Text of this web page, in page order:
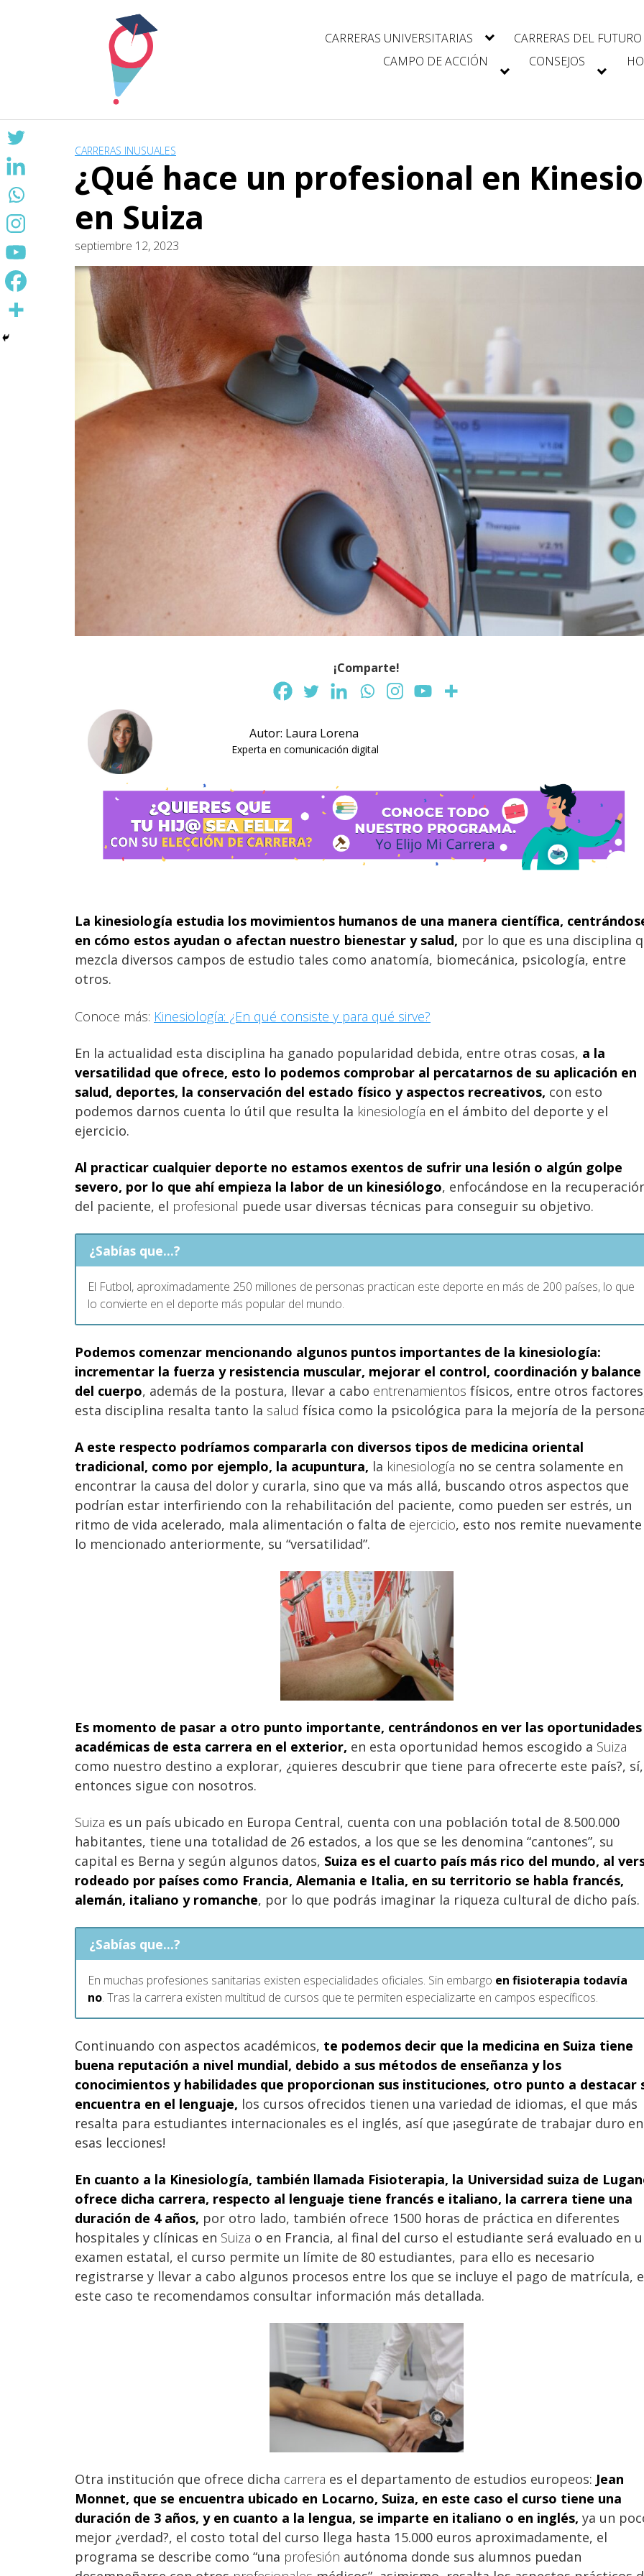
CARRERAS UNIVERSITARIAS
CARRERAS DEL FUTURO
CAMPO DE ACCIÓN
CONSEJOS
CARRERAS INUSUALES
¿Qué hace un profesional en
en Suiza
septiembre 12, 2023
¡Comparte!
Autor: Laura Lorena
Experta en comunicación digital
La kinesiología estudia los movimientos humanos de una manera científica,
en cómo estos ayudan o afectan nuestro bienestar y salud, por lo que es una disciplina
mezcla diversos campos de estudio tales como anatomía, biomecánica, psicología, entre
otros.
Conoce más: Kinesiología: ¿En qué consiste y para qué sirve?
En la actualidad esta disciplina ha ganado popularidad debida, entre otras cosas, a la
versatilidad que ofrece, esto lo podemos comprobar al percatarnos de su aplicación en
salud, deportes, la conservación del estado físico y aspectos recreativos, con esto
podemos darnos cuenta lo útil que resulta la kinesiología en el ámbito del deporte y el
ejercicio.
Al practicar cualquier deporte no estamos exentos de sufrir una lesión o algún golpe
severo, por lo que ahí empieza la labor de un kinesiólogo, enfocándose en la
del paciente, el profesional puede usar diversas técnicas para conseguir su objetivo.
¿Sabías que...?
El Futbol, aproximadamente 250 millones de personas practican este deporte en más de 200 países, lo que
lo convierte en el deporte más popular del mundo.
Podemos comenzar mencionando algunos puntos importantes de la kinesiología:
incrementar la fuerza y resistencia muscular, mejorar el control, coordinación y balance
del cuerpo, además de la postura, llevar a cabo entrenamientos físicos, entre otros
esta disciplina resalta tanto la salud física como la psicológica para la mejoría de la
A este respecto podríamos compararla con diversos tipos de medicina oriental
tradicional, como por ejemplo, la acupuntura, la kinesiología no se centra solamente en
encontrar la causa del dolor y curarla, sino que va más allá, buscando otros aspectos que
podrían estar interfiriendo con la rehabilitación del paciente, como pueden ser estrés, un
ritmo de vida acelerado, mala alimentación o falta de ejercicio, esto nos remite nuevamente
lo mencionado anteriormente, su “versatilidad”.
Es momento de pasar a otro punto importante, centrándonos en ver las oportunidades
académicas de esta carrera en el exterior, en esta oportunidad hemos escogido a Suiza
como nuestro destino a explorar, ¿quieres descubrir que tiene para ofrecerte este país?, sí,
entonces sigue con nosotros.
Suiza es un país ubicado en Europa Central, cuenta con una población total de 8.500.000
habitantes, tiene una totalidad de 26 estados, a los que se les denomina “cantones”, su
capital es Berna y según algunos datos, Suiza es el cuarto país más rico del mundo, al
rodeado por países como Francia, Alemania e Italia, en su territorio se habla francés,
alemán, italiano y romanche, por lo que podrás imaginar la riqueza cultural de dicho país.
¿Sabías que...?
En muchas profesiones sanitarias existen especialidades oficiales. Sin embargo en fisioterapia todavía
no. Tras la carrera existen multitud de cursos que te permiten especializarte en campos específicos.
Continuando con aspectos académicos, te podemos decir que la medicina en Suiza tiene
buena reputación a nivel mundial, debido a sus métodos de enseñanza y los
conocimientos y habilidades que proporcionan sus instituciones, otro punto a destacar
encuentra en el lenguaje, los cursos ofrecidos tienen una variedad de idiomas, el que más
resalta para estudiantes internacionales es el inglés, así que ¡asegúrate de trabajar duro en
esas lecciones!
En cuanto a la Kinesiología, también llamada Fisioterapia, la Universidad suiza de
ofrece dicha carrera, respecto al lenguaje tiene francés e italiano, la carrera tiene una
duración de 4 años, por otro lado, también ofrece 1500 horas de práctica en diferentes
hospitales y clínicas en Suiza o en Francia, al final del curso el estudiante será evaluado en
examen estatal, el curso permite un límite de 80 estudiantes, para ello es necesario
registrarse y llevar a cabo algunos procesos entre los que se incluye el pago de matrícula,
este caso te recomendamos consultar información más detallada.
Otra institución que ofrece dicha carrera es el departamento de estudios europeos: Jean
Monnet, que se encuentra ubicado en Locarno, Suiza, en este caso el curso tiene una
duración de 3 años, y en cuanto a la lengua, se imparte en italiano o en inglés, ya un
mejor ¿verdad?, el costo total del curso llega hasta 15.000 euros aproximadamente, el
programa se describe como “una profesión autónoma donde sus alumnos puedan